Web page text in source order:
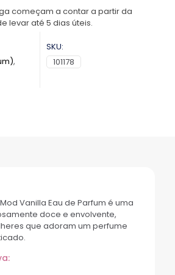
começam a contar a partir da
levar até 5 dias úteis.
,
SKU:
101178
Vanilla Eau de Parfum é uma
doce e envolvente,
que adoram um perfume